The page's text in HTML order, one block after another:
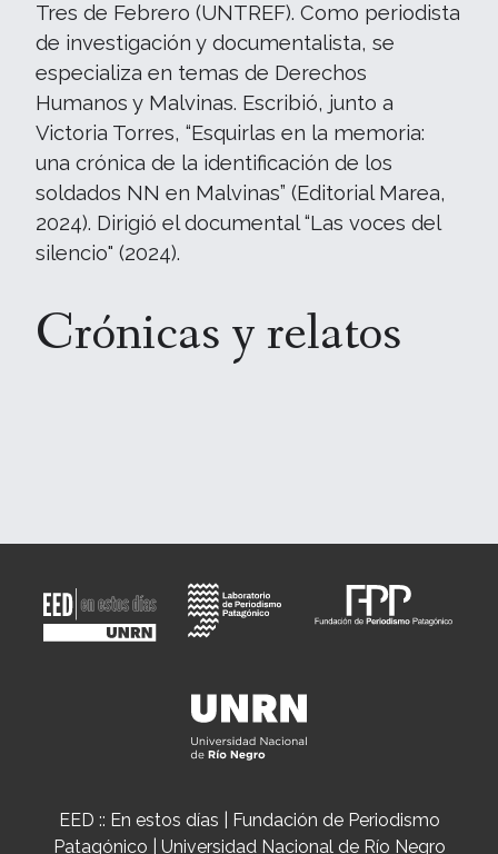
Tres de Febrero (UNTREF). Como periodista
de investigación y documentalista, se
especializa en temas de Derechos
Humanos y Malvinas. Escribió, junto a
Victoria Torres, “Esquirlas en la memoria:
una crónica de la identificación de los
soldados NN en Malvinas” (Editorial Marea,
2024). Dirigió el documental “Las voces del
silencio" (2024).
Crónicas y relatos
EED :: En estos días | Fundación de Periodismo
Patagónico | Universidad Nacional de Río Negro